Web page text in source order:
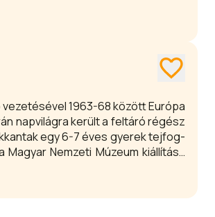
1963-68 között Európa
napvilágra került a feltáró régész
egy 6-7 éves gyerek tejfog-
Nemzeti Múzeum kiállítása